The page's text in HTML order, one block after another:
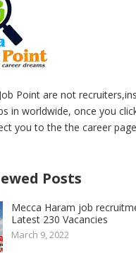
Point are not
in worldwide, once you
you to the the career
Posts
Mecca Haram job
Latest 230 Vacancies
March 9, 2022